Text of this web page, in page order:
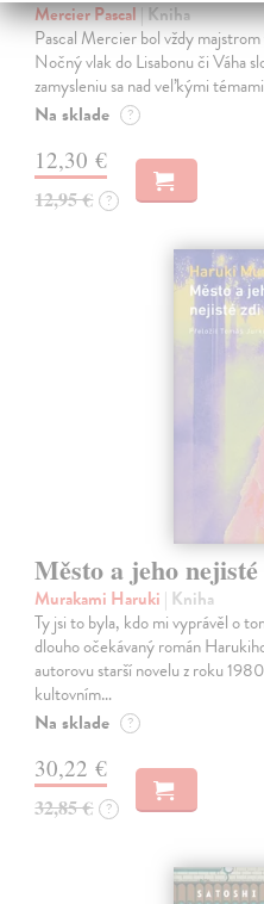
Mercier Pascal| Kniha
Pascal Mercier bol vždy
Nočný vlak do Lisabonu či Váha
zamysleniu sa nad veľkými
Na sklade ?
12,30 €
12,95 € ?
Město a jeho
Murakami Haruki | Kniha
Ty jsi to byla, kdo mi vyprávěl o
dlouho očekávaný román
autorovu starší novelu z roku
kultovním…
Na sklade ?
30,22 €
32,85 € ?